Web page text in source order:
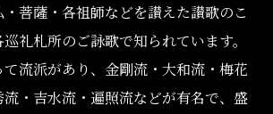
菩薩・各祖師などを讃えた讃歌のこ
礼札所のご詠歌で知られています。
流派があり、金剛流・大和流・梅花
・吉水流・遍照流などが有名で、盛